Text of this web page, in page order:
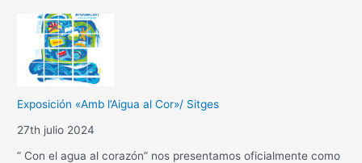
Exposición «Amb l’Aigua al Cor»/ Sitges
27th julio 2024
” Con el agua al corazón” nos presentamos oficialmente como